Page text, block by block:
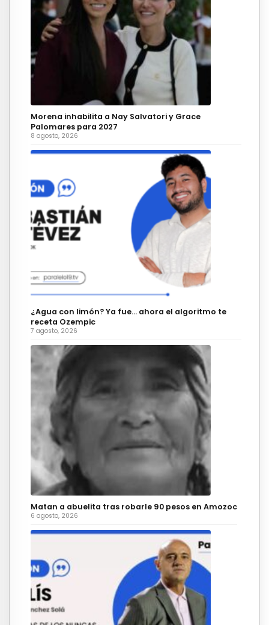
Morena inhabilita a Nay Salvatori y Grace
Palomares para 2027
8 agosto, 2026
¿Agua con limón? Ya fue… ahora el algoritmo te
receta Ozempic
7 agosto, 2026
Matan a abuelita tras robarle 90 pesos en Amozoc
6 agosto, 2026